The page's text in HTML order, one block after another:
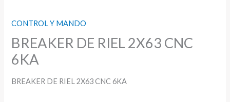
CONTROL Y MANDO
BREAKER DE RIEL 2X63 CNC
6KA
BREAKER DE RIEL 2X63 CNC 6KA